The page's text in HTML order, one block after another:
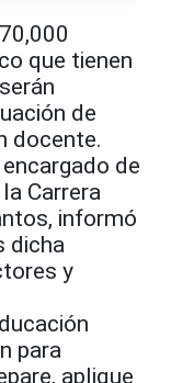
que tienen
de
docente.
de
Carrera
informó
dicha
y
para
aplique